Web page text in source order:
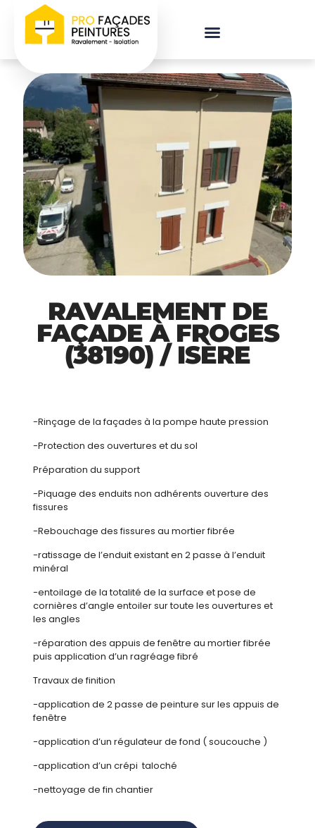
RAVALEMENT DE
FAÇADE À FROGES
(38190) / ISÈRE
-Rinçage de la façades à la pompe haute pression
-Protection des ouvertures et du sol
Préparation du support
-Piquage des enduits non adhérents ouverture des
fissures
-Rebouchage des fissures au mortier fibrée
-ratissage de l’enduit existant en 2 passe à l’enduit
minéral
-entoilage de la totalité de la surface et pose de
cornières d’angle entoiler sur toute les ouvertures et
les angles
-réparation des appuis de fenêtre au mortier fibrée
puis application d’un ragréage fibré
Travaux de finition
-application de 2 passe de peinture sur les appuis de
fenêtre
-application d’un régulateur de fond ( soucouche )
-application d’un crépi taloché
-nettoyage de fin chantier